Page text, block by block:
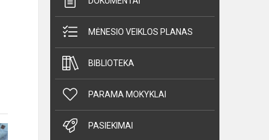
MĖNESIO VEIKLOS PLANAS
BIBLIOTEKA
PARAMA MOKYKLAI
PASIEKIMAI